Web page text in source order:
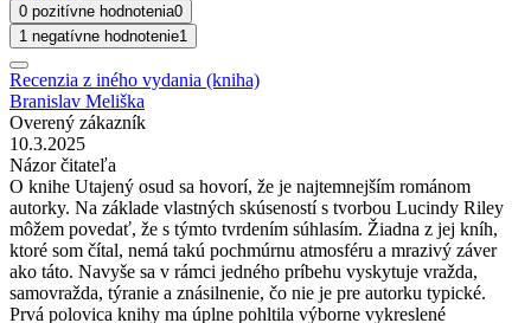
0 pozitívne hodnotenia0
1 negatívne hodnotenie1
Recenzia z iného vydania (kniha)
Branislav Meliška
Overený zákazník
10.3.2025
Názor čitateľa
O knihe Utajený osud sa hovorí, že je najtemnejším románom
autorky. Na základe vlastných skúseností s tvorbou Lucindy Riley
môžem povedať, že s týmto tvrdením súhlasím. Žiadna z jej kníh,
ktoré som čítal, nemá takú pochmúrnu atmosféru a mrazivý záver
ako táto. Navyše sa v rámci jedného príbehu vyskytuje vražda,
samovražda, týranie a znásilnenie, čo nie je pre autorku typické.
Prvá polovica knihy ma úplne pohltila výborne vykreslené